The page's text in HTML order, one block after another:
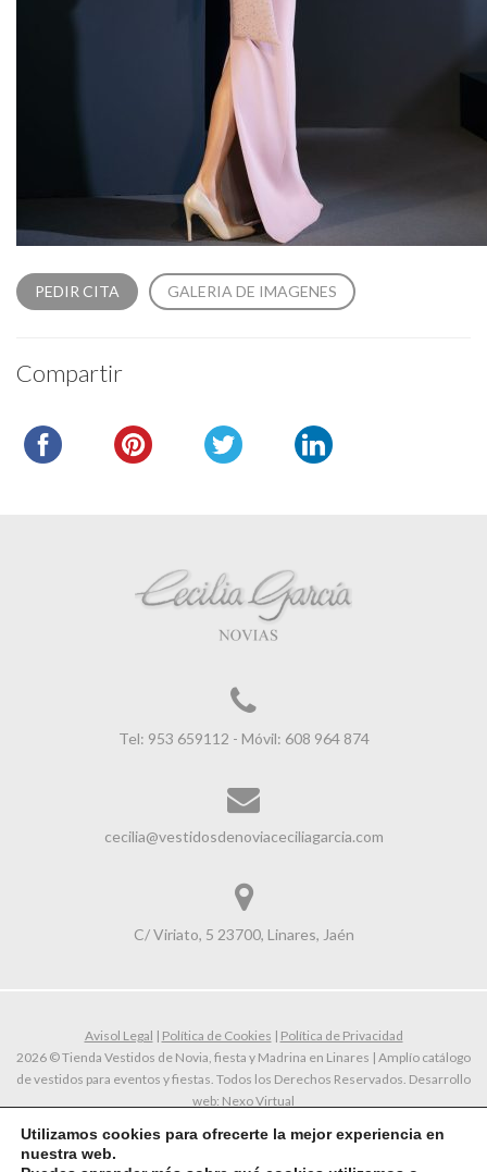
PEDIR CITA GALERIA DE IMAGENES
Compartir
Tel: 953 659112 - Móvil: 608 964 874
cecilia@vestidosdenoviaceciliagarcia.com
C/ Viriato, 5 23700, Linares, Jaén
Avisol Legal | Política de Cookies | Política de Privacidad
2026 © Tienda Vestidos de Novia, fiesta y Madrina en Linares | Amplío catálogo
de vestidos para eventos y fiestas. Todos los Derechos Reservados. Desarrollo
web: Nexo Virtual
Utilizamos cookies para ofrecerte la mejor experiencia en
nuestra web.